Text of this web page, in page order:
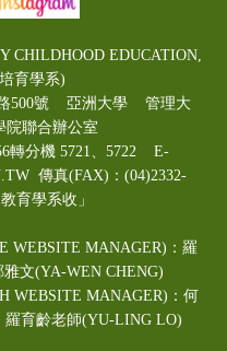
CHILDHOOD EDUCATION,
育學系)
路500號 亞洲大學 管理大
聯合辦公室
轉分機 5721、5722 E-
傳真(FAX)：(04)2332-
育學系收」
WEBSITE MANAGER)：羅
雅文(YA-WEN CHENG)
WEBSITE MANAGER)：何
育齡老師(YU-LING LO)